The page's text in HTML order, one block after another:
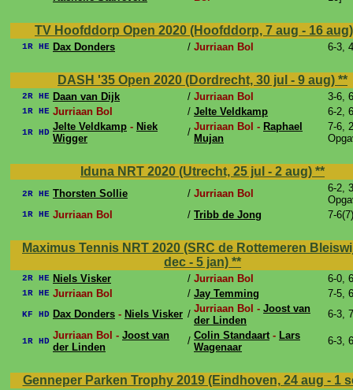
TV Hoofddorp Open 2020 (Hoofddorp, 7 aug - 16
1R HE Dax Donders / Jurriaan Bol 6-3,
DASH '35 Open 2020 (Dordrecht, 30 jul - 9 aug) **
2R HE Daan van Dijk / Jurriaan Bol 3-6,
1R HE Jurriaan Bol / Jelte Veldkamp 6-2,
1R HD Jelte Veldkamp - Niek
Wigger
/ Jurriaan Bol - Raphael
Mujan
7-6,
Iduna NRT 2020 (Utrecht, 25 jul - 2 aug) **
2R HE Thorsten Sollie / Jurriaan Bol
6-2,
1R HE Jurriaan Bol / Tribb de Jong 7-
Maximus Tennis NRT 2020 (SRC de Rottemeren
dec - 5 jan) **
2R HE Niels Visker / Jurriaan Bol 6-0,
1R HE Jurriaan Bol / Jay Temming 7-5,
KF HD Dax Donders - Niels Visker / Jurriaan Bol - Joost van
der Linden
6-3,
1R HD Jurriaan Bol - Joost van
der Linden
/ Colin Standaart- Lars
Wagenaar
6-3,
Genneper Parken Trophy 2019 (Eindhoven, 24 aug - 1